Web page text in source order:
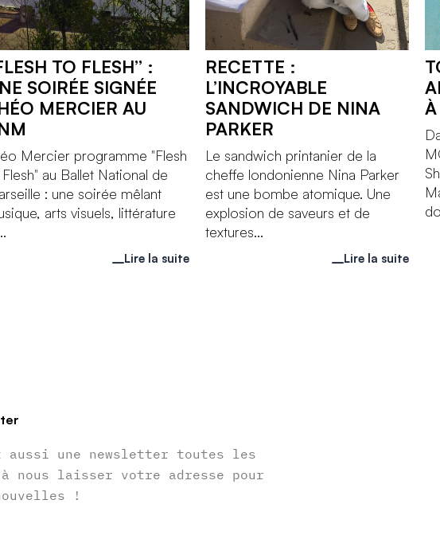
TO FLESH” :
SOIRÉE SIGNÉE
MERCIER AU
Mercier programme "Flesh
au Ballet National de
: une soirée mêlant
arts visuels, littérature
Lire la suite
RECETTE :
L’INCROYABLE
SANDWICH DE NINA
PARKER
Le sandwich printanier de la
cheffe londonienne Nina Parker
est une bombe atomique. Une
explosion de saveurs et de
textures...
Lire la suite
À
aussi une newsletter toutes les
à nous laisser votre adresse pour
!